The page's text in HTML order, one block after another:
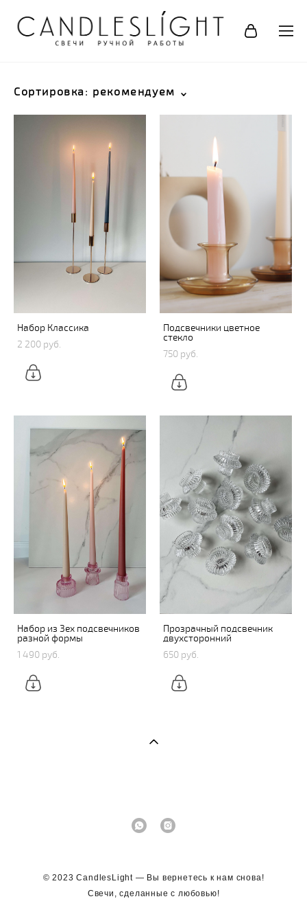
Сортировка: рекомендуем
Набор Классика
2 200 pуб.
Подсвечники цветное
стекло
750 pуб.
Набор из 3ех подсвечников
разной формы
1 490 pуб.
Прозрачный подсвечник
двухсторонний
650 pуб.
© 2023 CandlesLight — Вы вернетесь к нам снова!
Свечи, сделанные с любовью!